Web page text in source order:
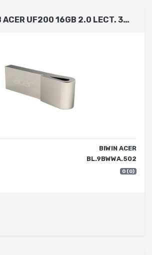
MEMORIA USB ACER UF200 16GB 2.0 LECT. 30MB/S ESCRIT. 15MB/S COLOR METLICO BL.9BWWA.502
BIWIN ACER
BL.9BWWA.502
0 (0)